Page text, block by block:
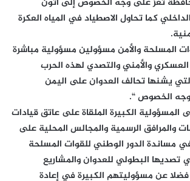
كما تحاول الاصطياد في المياه العكرة
المسلحة والأمن مسؤولين مسؤولية مباشرة
والأمني والتصدي لهذه الحرب
يشنها تحالف العدوان على اليمن
الخصوص “.
الكبيرة الملقاة على عاتق قيادات
والمرافق الرسمية والمجالس المحلية على
مساندة الدور الوطني للقوات المسلحة
تصديها البطولي للعدوان والمشاريع
فضلا عن مسؤوليتهم الكبيرة في إعادة